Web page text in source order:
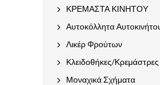
ΚΡΕΜΑΣΤΑ ΚΙΝΗΤΟΥ
Αυτοκόλλητα
Λικέρ Φρούτων
Κλειδοθήκες/Κρεμάστρες
Μοναχικά Σχήματα